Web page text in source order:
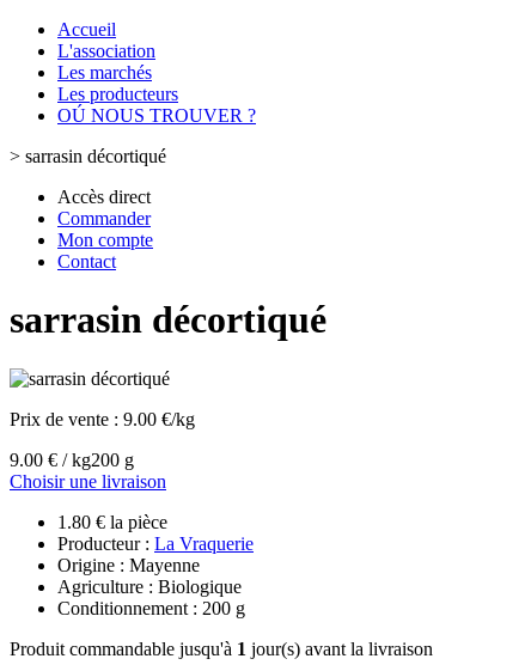
Accueil
L'association
Les marchés
Les producteurs
OÚ NOUS TROUVER ?
> sarrasin décortiqué
Accès direct
Commander
Mon compte
Contact
sarrasin décortiqué
Prix de vente : 9.00 €/kg
9.00 € / kg200 g
Choisir une livraison
1.80 € la pièce
Producteur : La Vraquerie
Origine : Mayenne
Agriculture : Biologique
Conditionnement : 200 g
Produit commandable jusqu'à 1 jour(s) avant la livraison